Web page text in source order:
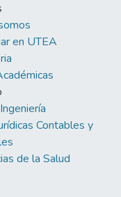
en UTEA
Contables y
de la Salud